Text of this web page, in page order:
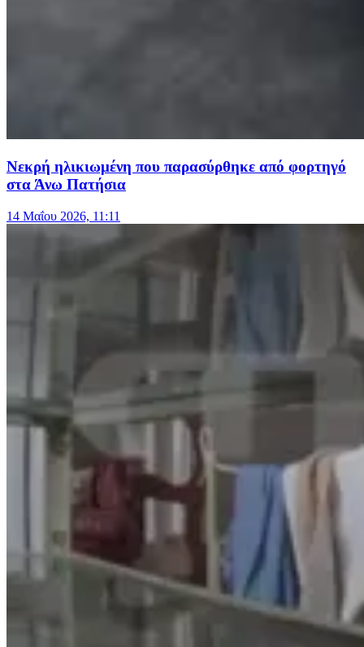
Νεκρή ηλικιωμένη που παρασύρθηκε από φορτηγό
στα Άνω Πατήσια
14 Μαΐου 2026, 11:11